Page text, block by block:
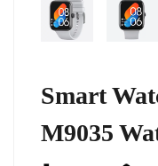
Smart
M9035